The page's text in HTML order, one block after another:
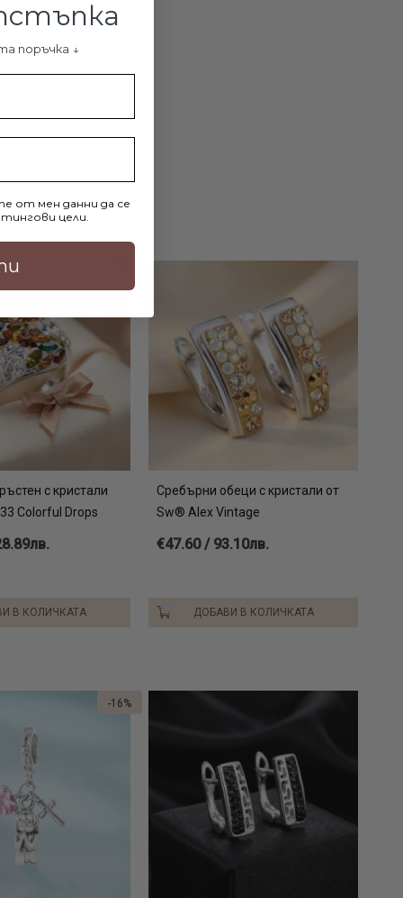
с кристали
Colorful Drops
В КОЛИЧКАТА
Сребърни обеци с кристали от
Sw® Alex Vintage
€47.60 / 93.10лв.
ДОБАВИ В КОЛИЧКАТА
-16%
поръчка ↓
от мен данни да се
цели.